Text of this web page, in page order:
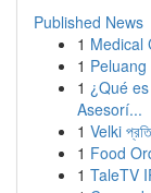
Published News
1 Medical
1
1 ¿Qué
Asesorí...
1 Velki
1 Food
1 TaleTV